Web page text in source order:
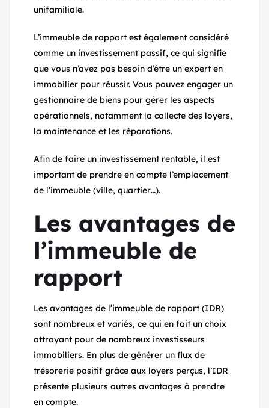
unifamiliale.
L’immeuble de rapport est également considéré
comme un investissement passif, ce qui signifie
que vous n’avez pas besoin d’être un expert en
immobilier pour réussir. Vous pouvez engager un
gestionnaire de biens pour gérer les aspects
opérationnels, notamment la collecte des loyers,
la maintenance et les réparations.
Afin de faire un investissement rentable, il est
important de prendre en compte l’emplacement
de l’immeuble (ville, quartier…).
Les avantages de
l’immeuble de
rapport
Les avantages de l’immeuble de rapport (IDR)
sont nombreux et variés, ce qui en fait un choix
attrayant pour de nombreux investisseurs
immobiliers. En plus de générer un flux de
trésorerie positif grâce aux loyers perçus, l’IDR
présente plusieurs autres avantages à prendre
en compte.